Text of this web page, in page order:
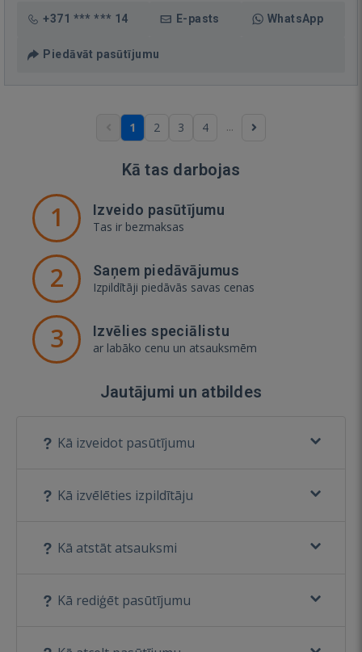
+371 *** *** 14 E-pasts WhatsApp
Piedāvāt pasūtījumu
1 2 3 4 ...
Kā tas darbojas
1 Izveido pasūtījumu
Tas ir bezmaksas
2 Saņem piedāvājumus
Izpildītāji piedāvās savas cenas
3 Izvēlies speciālistu
ar labāko cenu un atsauksmēm
Jautājumi un atbildes
Kā izveidot pasūtījumu
Kā izvēlēties izpildītāju
Kā atstāt atsauksmi
Kā rediģēt pasūtījumu